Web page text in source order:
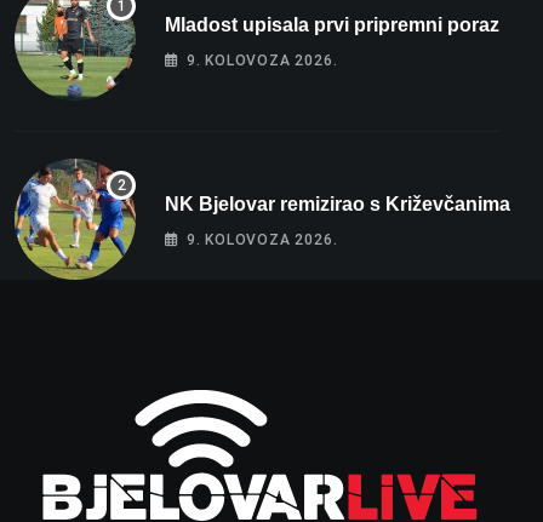
Mladost upisala prvi pripremni poraz
9. KOLOVOZA 2026.
NK Bjelovar remizirao s Križevčanima
9. KOLOVOZA 2026.